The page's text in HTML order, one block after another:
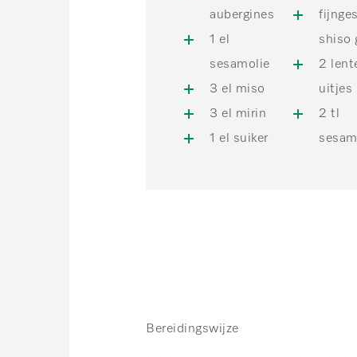
aubergines
1 el
sesamolie
3 el miso
3 el mirin
1 el suiker
shiso
2
uitjes
2 tl
Bereidingswijze